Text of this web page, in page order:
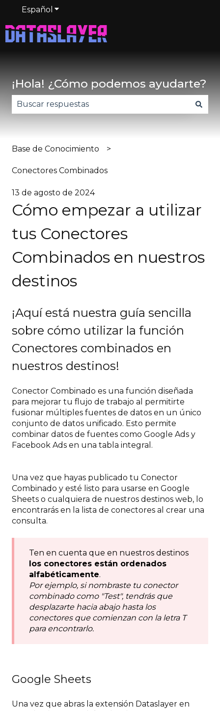
Español Traducciones de Mostrar submenú de
¡Hola! ¿Cómo podemos ayudarte?
Base de Conocimiento
Conectores Combinados
13 de agosto de 2024
Cómo empezar a utilizar
tus Conectores
Combinados en nuestros
destinos
¡Aquí está nuestra guía sencilla
sobre cómo utilizar la función
Conectores combinados en
nuestros destinos!
Conector Combinado es una función diseñada
para mejorar tu flujo de trabajo al permitirte
fusionar múltiples fuentes de datos en un único
conjunto de datos unificado. Esto permite
combinar datos de fuentes como Google Ads y
Facebook Ads en una tabla integral.
Una vez que hayas publicado tu Conector
Combinado y esté listo para usarse en Google
Sheets o cualquiera de nuestros destinos web, lo
encontrarás en la lista de conectores al crear una
consulta.
Ten en cuenta que en nuestros destinos
los conectores están ordenados
alfabéticamente.
Por ejemplo, si nombraste tu conector
combinado como "Test", tendrás que
desplazarte hacia abajo hasta los
conectores que comienzan con la letra T
para encontrarlo.
Google Sheets
Una vez que abras la extensión Dataslayer en